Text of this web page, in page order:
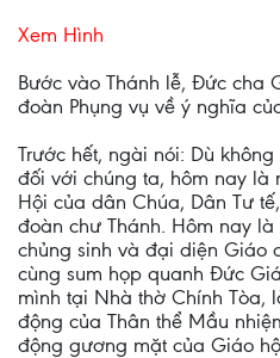
Xem Hình
Bước vào Thánh lễ, Đức cha
đoàn Phụng vụ về ý nghĩa
Trước hết, ngài nói: Dù
đối với chúng ta, hôm nay là
Hội của dân Chúa, Dân Tư
đoàn chư Thánh. Hôm nay
chủng sinh và đại diện Giáo
cùng sum họp quanh Đức
mình tại Nhà thờ Chính Tòa,
động của Thân thể Mầu
động gương mặt của Giáo